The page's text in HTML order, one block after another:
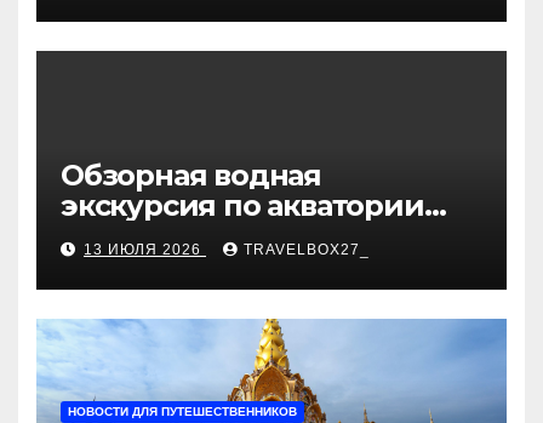
Обзорная водная
экскурсия по акватории
бухты Песчаная
13 ИЮЛЯ 2026 TRAVELBOX27_
НОВОСТИ ДЛЯ ПУТЕШЕСТВЕННИКОВ